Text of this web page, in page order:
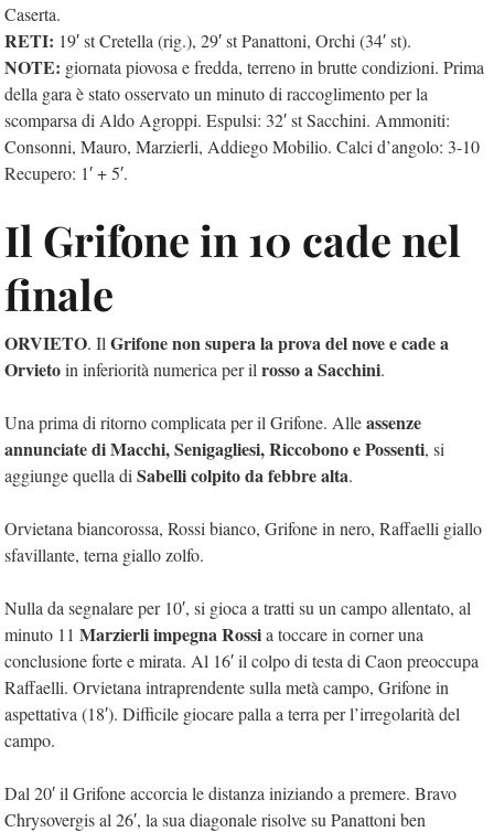
Caserta.
RETI: 19′ st Cretella (rig.), 29′ st Panattoni, Orchi (34′ st).
NOTE: giornata piovosa e fredda, terreno in brutte condizioni. Prima
della gara è stato osservato un minuto di raccoglimento per la
scomparsa di Aldo Agroppi. Espulsi: 32′ st Sacchini. Ammoniti:
Consonni, Mauro, Marzierli, Addiego Mobilio. Calci d’angolo: 3-10
Recupero: 1′ + 5′.
Il Grifone in 10 cade nel
finale
ORVIETO. Il Grifone non supera la prova del nove e cade a
Orvietoin inferiorità numerica per il rosso a Sacchini.
Una prima di ritorno complicata per il Grifone. Alleassenze
annunciate di Macchi, Senigagliesi, Riccobono e Possenti, si
aggiunge quella di Sabelli colpito da febbre alta.
Orvietana biancorossa, Rossi bianco, Grifone in nero, Raffaelli giallo
sfavillante, terna giallo zolfo.
Nulla da segnalare per 10′, si gioca a tratti su un campo allentato, al
minuto 11 Marzierli impegna Rossia toccare in corner una
conclusione forte e mirata. Al 16′ il colpo di testa di Caon preoccupa
Raffaelli. Orvietana intraprendente sulla metà campo, Grifone in
aspettativa (18′). Difficile giocare palla a terra per l’irregolarità del
campo.
Dal 20′ il Grifone accorcia le distanza iniziando a premere. Bravo
Chrysovergis al 26′, la sua diagonale risolve su Panattoni ben